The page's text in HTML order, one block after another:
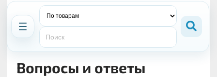
Вопросы и ответы